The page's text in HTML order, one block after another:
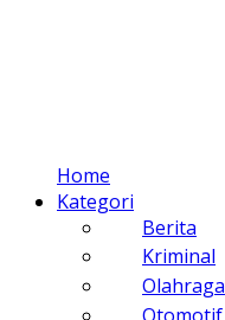
Home
Kategori
Berita
Kriminal
Olahraga